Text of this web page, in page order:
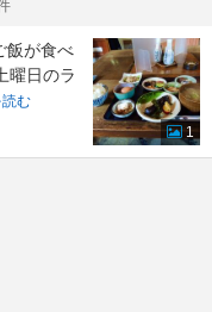
飯が食べ
曜日のラ
む
1